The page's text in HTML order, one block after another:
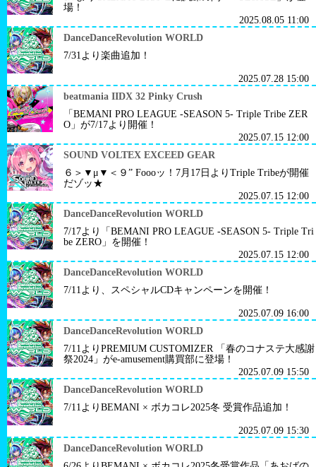
場！
2025.08.05 11:00
DanceDanceRevolution WORLD
7/31より楽曲追加！
2025.07.28 15:00
beatmania IIDX 32 Pinky Crush
「BEMANI PRO LEAGUE -SEASON 5- Triple Tribe ZER
O」が7/17より開催！
2025.07.15 12:00
SOUND VOLTEX EXCEED GEAR
６＞▼μ▼＜９” Foooッ！7月17日よりTriple Tribeが開催
だゾッ★
2025.07.15 12:00
DanceDanceRevolution WORLD
7/17より「BEMANI PRO LEAGUE -SEASON 5- Triple Tri
be ZERO」を開催！
2025.07.15 12:00
DanceDanceRevolution WORLD
7/11より、スペシャルCDキャンペーンを開催！
2025.07.09 16:00
DanceDanceRevolution WORLD
7/11よりPREMIUM CUSTOMIZER 「春のコナステ大感謝
祭2024」がe-amusement購買部に登場！
2025.07.09 15:50
DanceDanceRevolution WORLD
7/11よりBEMANI × ボカコレ2025冬 受賞作品追加！
2025.07.09 15:30
DanceDanceRevolution WORLD